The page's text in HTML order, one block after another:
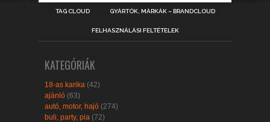
TAG CLOUD GYÁRTÓK, MÁRKÁK – BRANDCLOUD
FELHASZNÁLÁSI FELTÉTELEK
KATEGÓRIÁK
18-as karika (42)
ajánló (63)
autó, motor, hajó (274)
buli, party, pia (72)